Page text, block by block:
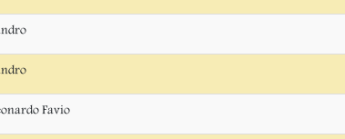
Favio